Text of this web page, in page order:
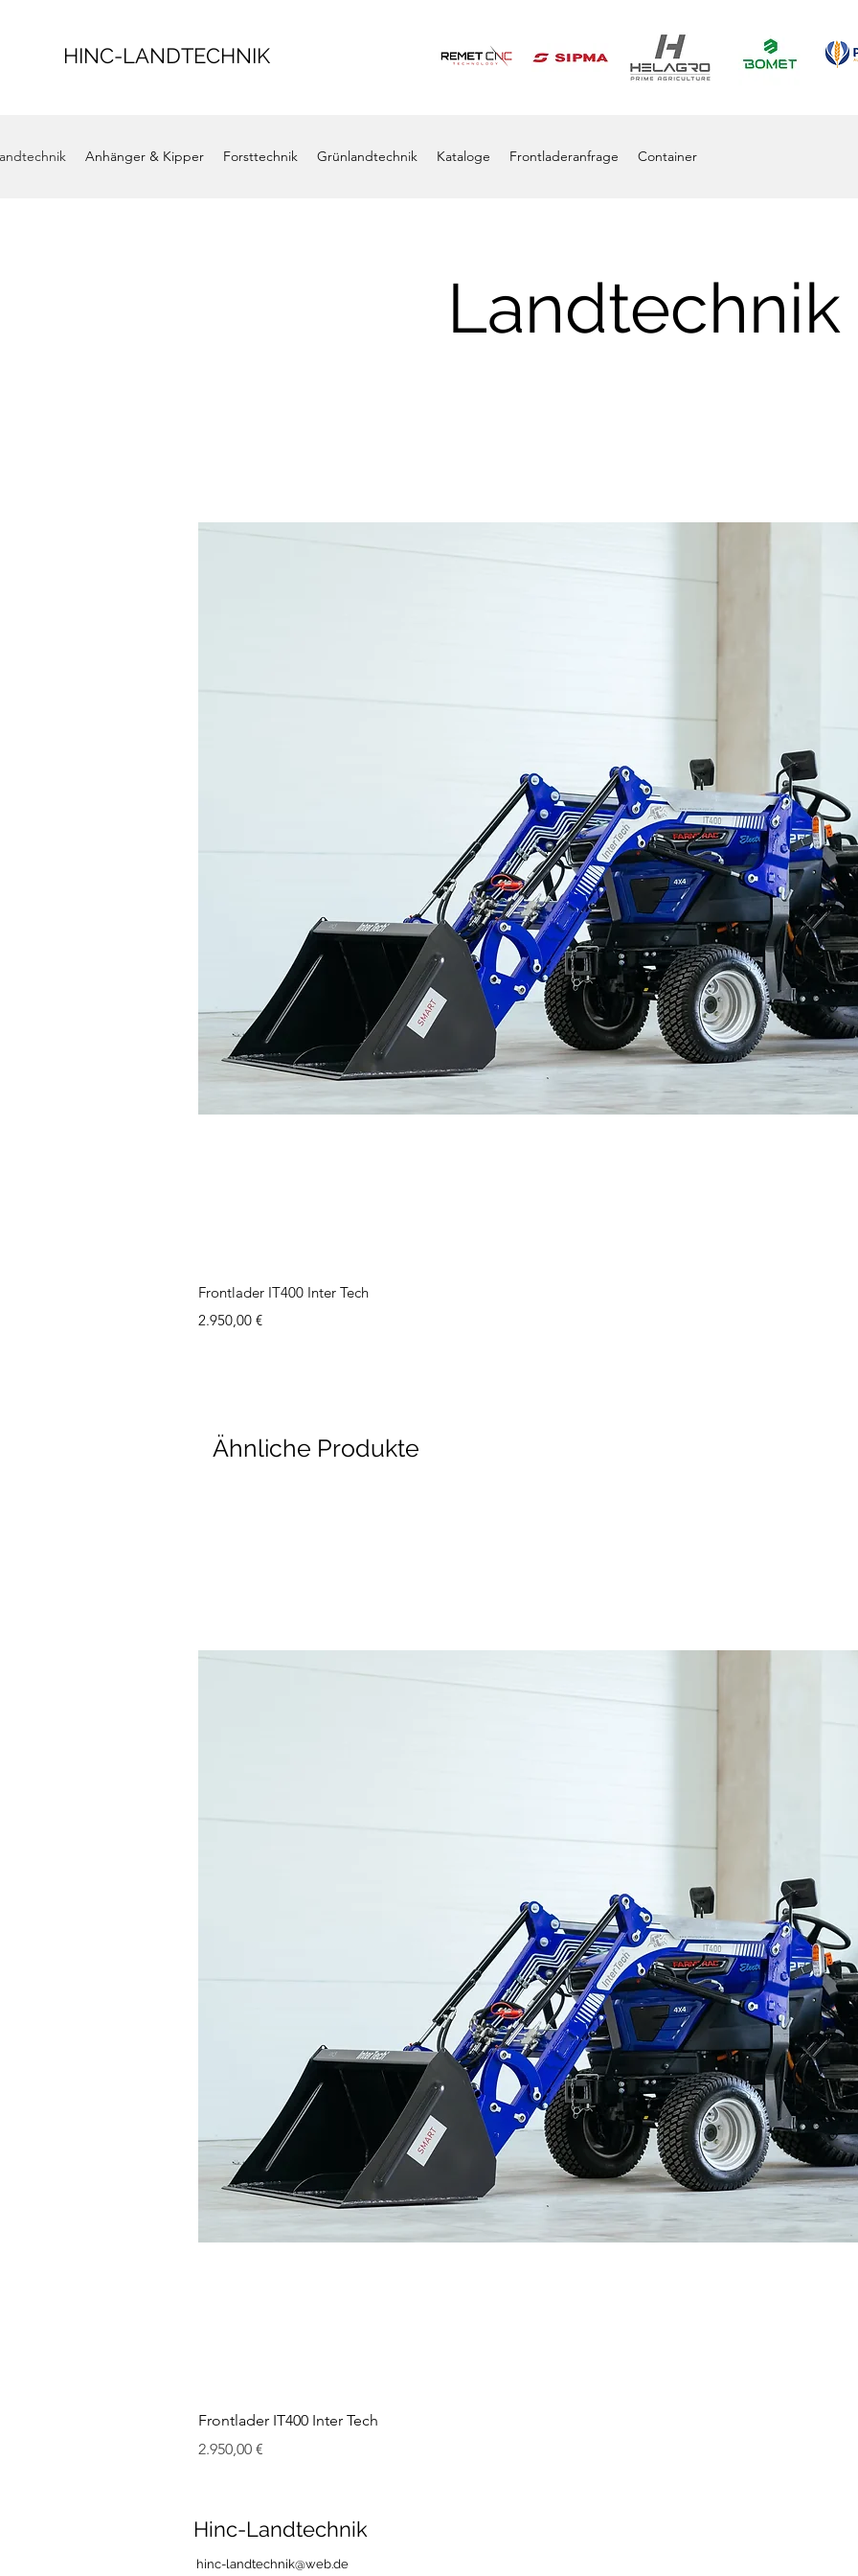
HINC-LANDTECHNIK
Anhänger & Kipper Forsttechnik Grünlandtechnik Kataloge Frontladeranfrage Container
Landtechnik
Frontlader IT400 Inter Tech
Preis
2.950,00 €
Ähnliche Produkte
Frontlader IT400 Inter Tech
Preis
2.950,00 €
Hinc-Landtechnik
hinc-landtechnik@web.de